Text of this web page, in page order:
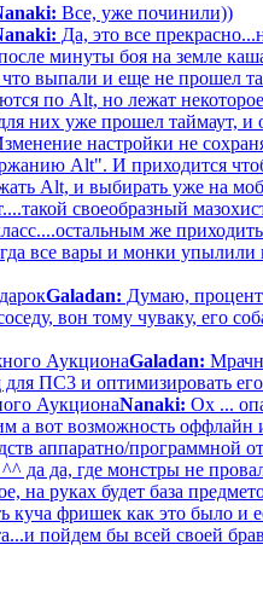
Все, уже починили))
Да, это все
минуты боя на земле
выпали и еще не прошел
по Alt, но лежат
них уже прошел таймаут, и
настройки не
Alt". И приходится
Alt, и выбирать уже на
своеобразный
же
все вары и монки упылили
Galadan: Думаю, процент
вон тому чуваку, его
АукционаGaladan:
для ПС3 и оптимизировать
АукционаNanaki: Ох ...
а вот возможность оффлайн
аппаратно/программной
да да, где монстры не
на руках будет база
фришек как это было и
пойдем бы всей своей